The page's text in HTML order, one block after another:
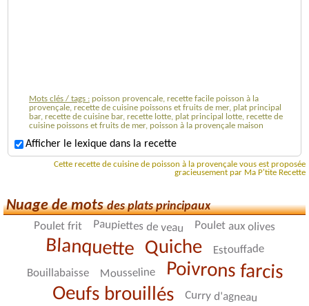
Mots clés / tags : poisson provencale, recette facile poisson à la
provençale, recette de cuisine poissons et fruits de mer, plat principal
bar, recette de cuisine bar, recette lotte, plat principal lotte, recette de
cuisine poissons et fruits de mer, poisson à la provençale maison
Afficher le lexique dans la recette
Cette recette de cuisine de poisson à la provençale vous est proposée
gracieusement par Ma P'tite Recette
Nuage de motsdes plats principaux
Poulet frit Paupiettes de veau Poulet aux olives
Blanquette Quiche Estouffade
Bouillabaisse Mousseline Poivrons farcis
Oeufs brouillés Curry d'agneau